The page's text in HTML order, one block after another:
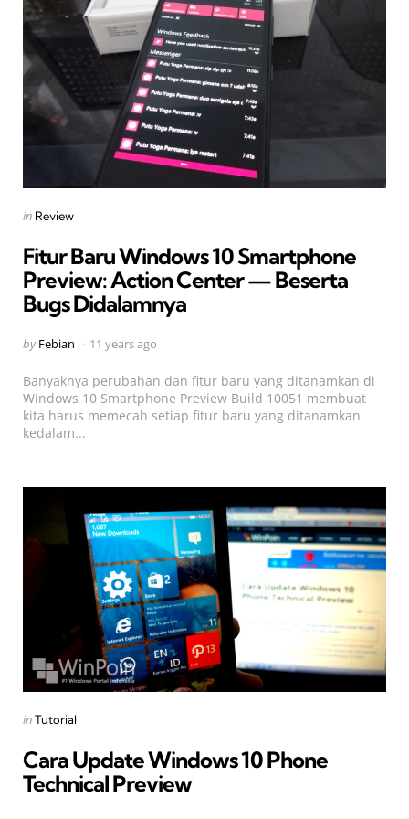
Categories
Posted
in Review
Fitur Baru Windows 10 Smartphone
Preview: Action Center — Beserta
Bugs Didalamnya
Posted
by Febian 11 years ago
Banyaknya perubahan dan fitur baru yang ditanamkan di
Windows 10 Smartphone Preview Build 10051 membuat
kita harus memecah setiap fitur baru yang ditanamkan
kedalam...
Categories
Posted
inTutorial
Cara Update Windows 10 Phone
Technical Preview